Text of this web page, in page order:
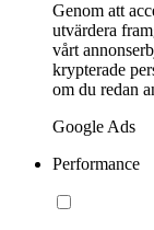
Genom att
utvärdera
vårt
krypterade
om du redan
Google Ads
Performance